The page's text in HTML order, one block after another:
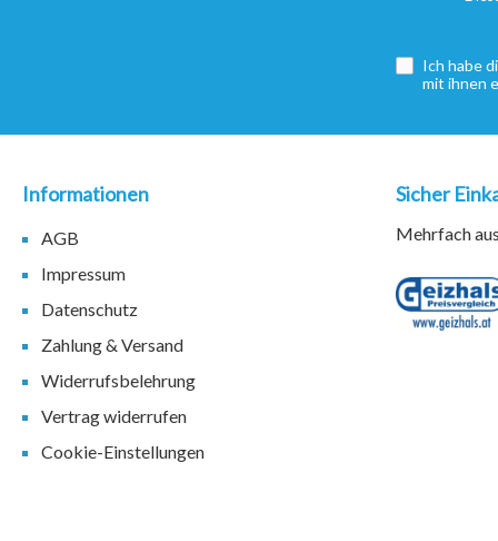
Ich habe
mit ihnen
Informationen
AGB
Impressum
Datenschutz
Zahlung & Versand
Widerrufsbelehrung
Vertrag widerrufen
Cookie-Einstellungen
Sicher
Mehrfach